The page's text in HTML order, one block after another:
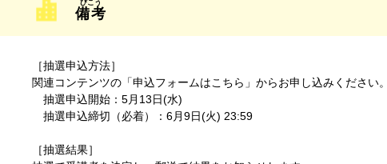
備考
［抽選申込方法］
関連コンテンツの「申込フォームはこちら」からお申し込みくださ
抽選申込開始：5月13日(水)
抽選申込締切（必着）：6月9日(火) 23:59
［抽選結果］